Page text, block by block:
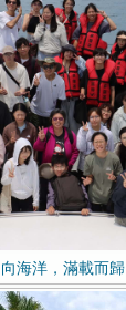
海洋，滿載而歸